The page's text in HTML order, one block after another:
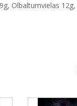
Olbaltumvielas 12g,